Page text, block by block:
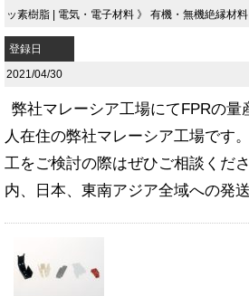
ッ素樹脂 | 電気・電子材料 》 有機・無機絶縁材料
登録日
2021/04/30
弊社マレーシア工場にてFPRの量
人在住の弊社マレーシア工場です
工をご検討の際はぜひご相談くだ
内、日本、東南アジア全域への発